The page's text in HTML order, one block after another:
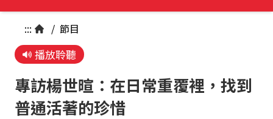
::: / 節目
播放聆聽
專訪楊世暄：在日常重覆裡，找到
普通活著的珍惜